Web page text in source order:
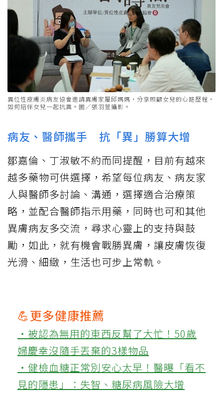
異位性皮膚炎病友協會邀請異膚家屬邱媽媽，分享照顧女兒的心路歷程，
如何陪伴女兒一起抗異。圖／張羽萱攝影。
病友、醫師攜手 抗「異」勝算大增
鄒嘉倫、丁淑敏不約而同提醒，目前有越來
越多藥物可供選擇，希望每位病友、病友家
人與醫師多討論、溝通，選擇適合治療策
略，並配合醫師指示用藥，同時也可和其他
異膚病友多交流，尋求心靈上的支持與鼓
勵，如此，就有機會戰勝異膚，讓皮膚恢復
光滑、細緻，生活也可步上常軌。
💪更多健康推薦
‧被認為無用的東西反幫了大忙！50歲
婦慶幸沒隨手丟棄的3樣物品
‧健檢血糖正常別安心太早！醫曝「看不
見的隱患」：失智、糖尿病風險大增